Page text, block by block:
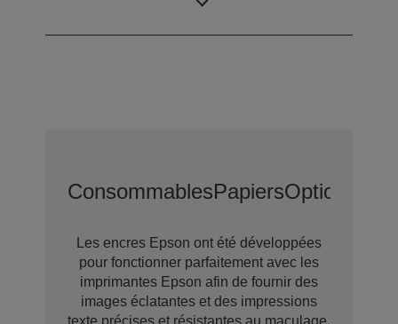
ConsommablesPapiersOptions
Les encres Epson ont été développées
pour fonctionner parfaitement avec les
imprimantes Epson afin de fournir des
images éclatantes et des impressions
texte précises et résistantes au maculage,